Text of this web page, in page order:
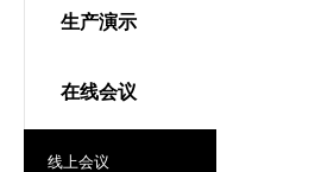
生产演示
在线会议
线上会议